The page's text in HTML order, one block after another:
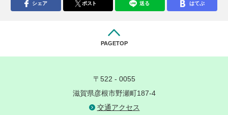
シェア ポスト 送る はてぶ
PAGETOP
〒522 - 0055
滋賀県彦根市野瀬町187-4
交通アクセス